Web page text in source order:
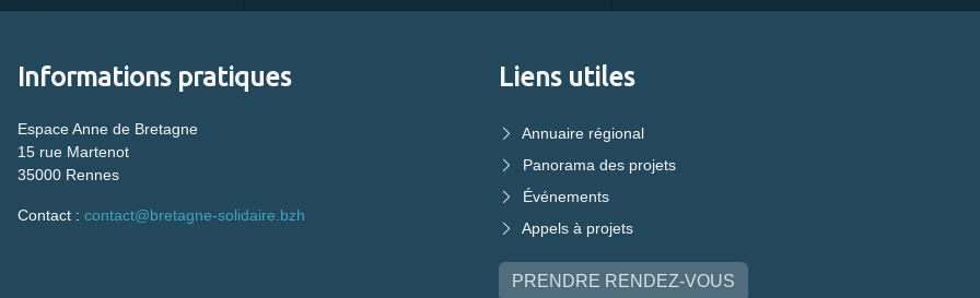
Informations pratiques
Espace Anne de Bretagne
15 rue Martenot
35000 Rennes
Contact : contact@bretagne-solidaire.bzh
Liens utiles
Annuaire régional
Panorama des projets
Événements
Appels à projets
PRENDRE RENDEZ-VOUS